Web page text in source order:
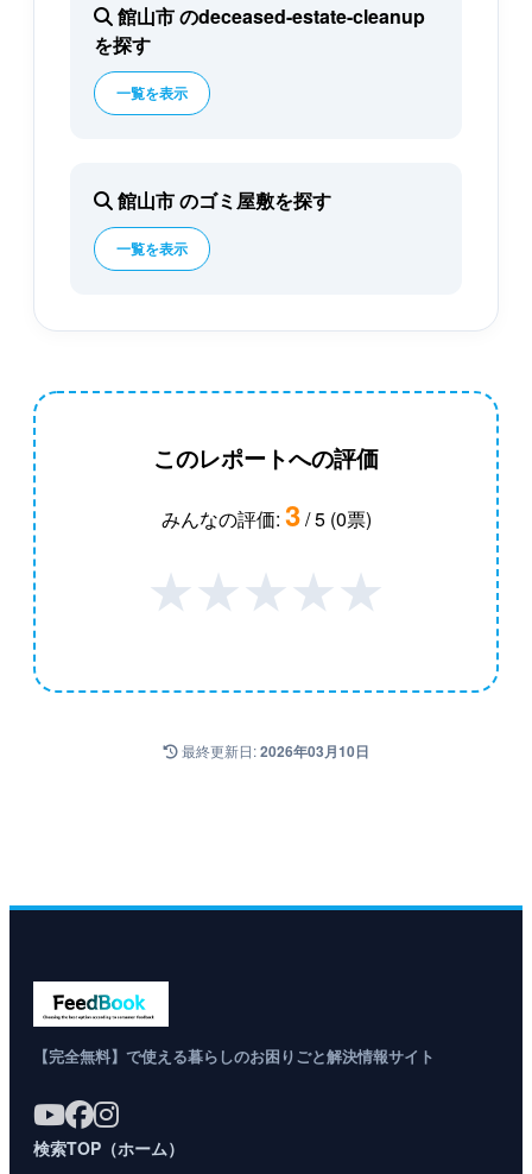
館山市 のdeceased-estate-cleanup
を探す
一覧を表示
館山市 のゴミ屋敷を探す
一覧を表示
このレポートへの評価
みんなの評価: 3/ 5 (0票)
★★★★★
最終更新日:2026年03月10日
【完全無料】で使える暮らしのお困りごと解決情報サイト
検索TOP（ホーム）